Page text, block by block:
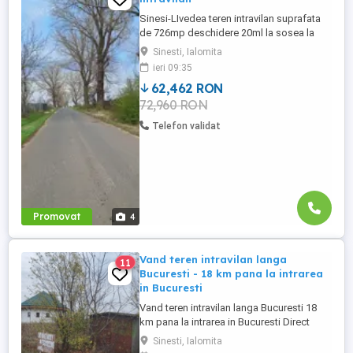
Promovat 4
Sinesi-LIvedea teren intravilan suprafata
de 726mp deschidere 20ml la sosea la
105 km de DN2 ,toate actele in regula
,electricitate ,teren liber de
constructii,pret=22 euro mp
Sinesti, Ialomita
ieri 09:35
62,462 RON
72,960 RON
Telefon validat
11
Vand teren intravilan langa
Bucuresti - 18 km pana la intrarea
in Bucuresti
Vand teren intravilan langa Bucuresti 18
km pana la intrarea in Bucuresti Direct
proprietar commision 0 Suprafata: 1100
mp Daca vrei sa te retragi intr-o zona
Sinesti, Ialomita